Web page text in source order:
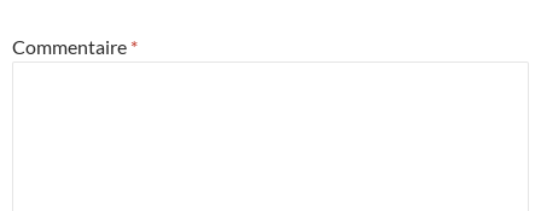
Commentaire *